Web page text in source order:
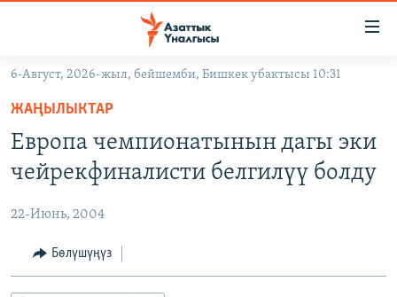
Навигацияга
өтүңүз
Издөөгө
салыңызКЫРГЫЗСТАН
ЭКОНОМИКА
МАДАНИЯТ
ДҮЙНӨ
БОРБОР АЗИЯ
УКРАИНА
АТАЙЫН ИЛИКТӨӨ
ТВ ПРОГРАММАЛАР
6-Август, 2026-жыл, бейшемби, Бишкек убактысы 10:31
ЖАҢЫЛЫКТАР
Европа чемпионатынын дагы эки
чейрекфиналисти белгилүү болду
22-Июнь, 2004
Бөлүшүңүз